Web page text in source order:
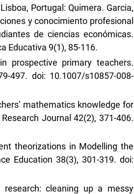
Portugal: Quimera. Garcia,
y conocimiento profesional
de ciencias económicas.
Educativa 9(1), 85-116.
prospective primary teachers.
497. doi: 10.1007/s10857-008-
mathematics knowledge for
Journal 42(2), 371-406.
theorizations in Modelling the
Education 38(3), 301-319. doi:
research: cleaning up a messy